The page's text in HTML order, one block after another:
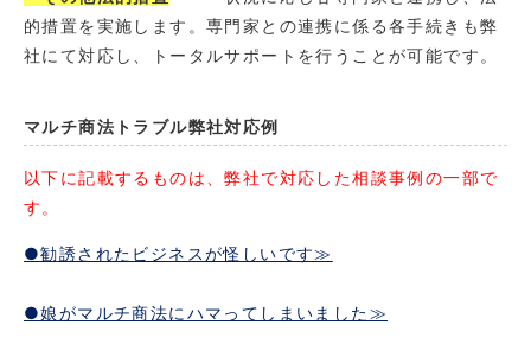
的措置を実施します。専門家との連携に係る各手続きも弊
社にて対応し、トータルサポートを行うことが可能です。
マルチ商法トラブル弊社対応例
以下に記載するものは、弊社で対応した相談事例の一部で
す。
●勧誘されたビジネスが怪しいです≫
●娘がマルチ商法にハマってしまいました≫